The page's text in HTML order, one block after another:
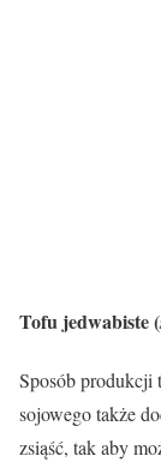
Tofu jedwabiste (
Sposób produkcji
sojowego także
zsiąść, tak aby